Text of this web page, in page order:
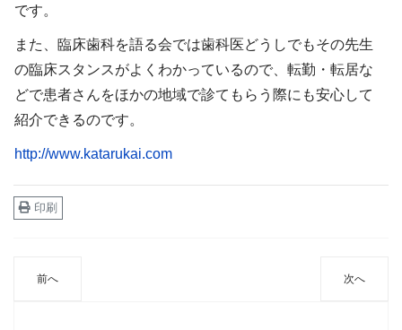
です。
また、臨床歯科を語る会では歯科医どうしでもその先生
の臨床スタンスがよくわかっているので、転勤・転居な
どで患者さんをほかの地域で診てもらう際にも安心して
紹介できるのです。
http://www.katarukai.com
印刷
前へ 次へ